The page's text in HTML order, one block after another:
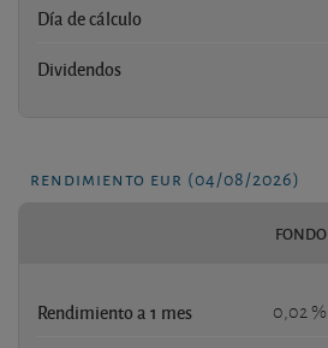
Día de cálculo
Dividendos
rendimiento eur (04/08/2026)
FONDO
Rendimiento a 1 mes 0,02 %